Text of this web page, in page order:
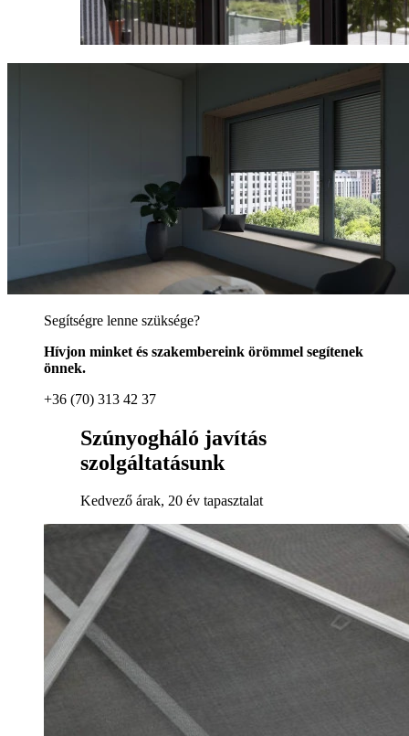
Segítségre lenne szüksége?
Hívjon minket és szakembereink örömmel segítenek
önnek.
+36 (70) 313 42 37
Szúnyogháló javítás
szolgáltatásunk
Kedvező árak, 20 év tapasztalat